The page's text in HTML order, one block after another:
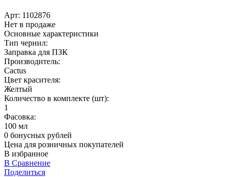
Арт: 1102876
Нет в продаже
Основные характеристики
Тип чернил:
Заправка для ПЗК
Производитель:
Cactus
Цвет красителя:
Желтый
Количество в комплекте (шт):
1
Фасовка:
100 мл
0 бонусных рублей
Цена для розничных покупателей
В избранное
В Сравнение
Поделиться